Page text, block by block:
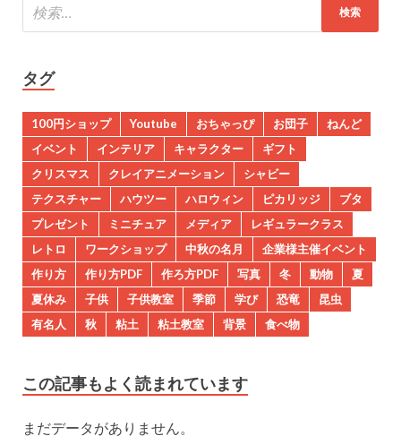
タグ
100円ショップ Youtube おちゃっぴ お団子
ねんど
イベント
インテリア キャラクター
ギフト
クリスマス
クレイアニメーション
シャビー
テクスチャー
ハウツー ハロウィン ピカリッジ
ブタ
プレゼント
ミニチュア メディア
レギュラークラス
レトロ
ワークショップ 中秋の名月
企業様主催イベント
作り方
作り方PDF 作ろ方PDF 写真 冬 動物
夏
夏休み
子供 子供教室 季節 学び 恐竜
昆虫
有名人
秋 粘土 粘土教室 背景 食べ物
この記事もよく読まれています
まだデータがありません。